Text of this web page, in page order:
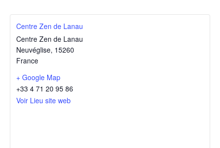
Centre Zen de Lanau
Centre Zen de Lanau
Neuvéglise, 15260
France
+ Google Map
+33 4 71 20 95 86
Voir Lieu site web